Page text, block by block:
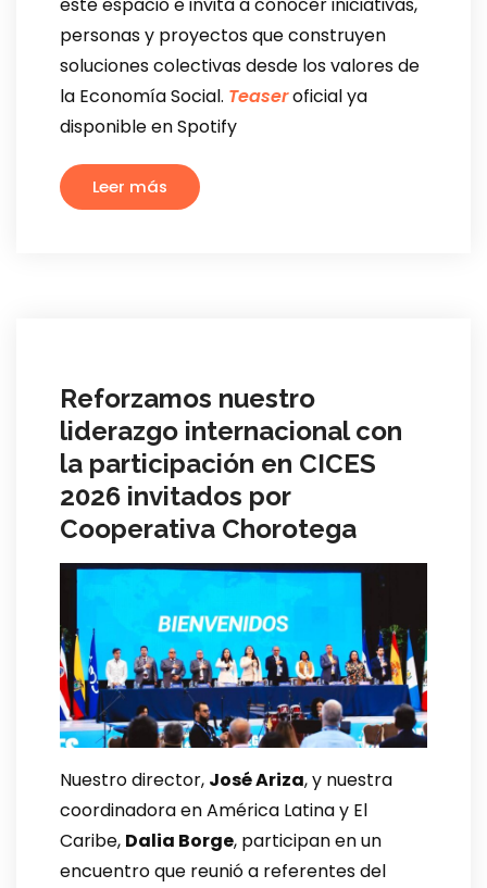
este espacio e invita a conocer iniciativas,
personas y proyectos que construyen
soluciones colectivas desde los valores de
la Economía Social. Teaseroficial ya
disponible en Spotify
Leer más
Reforzamos nuestro
liderazgo internacional con
la participación en CICES
2026 invitados por
Cooperativa Chorotega
Nuestro director, José Ariza, y nuestra
coordinadora en América Latina y El
Caribe, Dalia Borge, participan en un
encuentro que reunió a referentes del